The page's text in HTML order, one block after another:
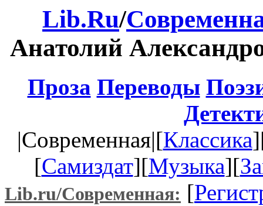
Lib.Ru/
Анатолий
Проза Переводы
|Современная|[Классика
[Самиздат][Музыка][
Lib.ru/Современная: [